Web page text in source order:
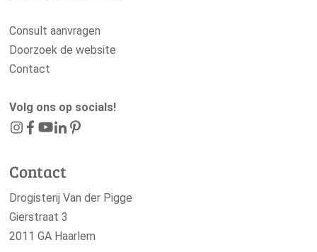
Consult aanvragen
Doorzoek de website
Contact
Volg ons op socials!
Contact
Drogisterij Van der Pigge
Gierstraat 3
2011 GA Haarlem